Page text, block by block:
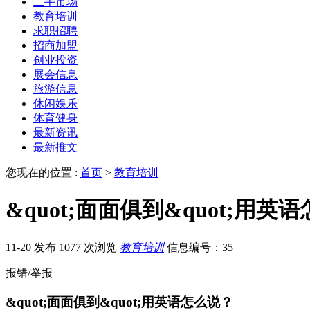
教育培训
求职招聘
招商加盟
创业投资
展会信息
旅游信息
休闲娱乐
体育健身
最新资讯
最新推文
您现在的位置 : 首页 > 教育培训
&quot;面面俱到&quot;用英语
11-20 发布 1077 次浏览 教育培训 信息编号：35
报错/举报
&quot;面面俱到&quot;用英语怎么说？